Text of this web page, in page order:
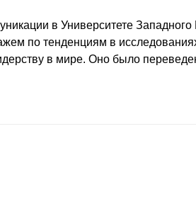
в Университете
по тенденциям в
в мире. Оно было